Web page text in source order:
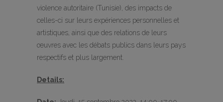
violence autoritaire (Tunisie), des impacts de
celles-ci sur leurs expériences personnelles et
artistiques, ainsi que des relations de leurs
œuvres avec les débats publics dans leurs pays
respectifs et plus largement.
Details: